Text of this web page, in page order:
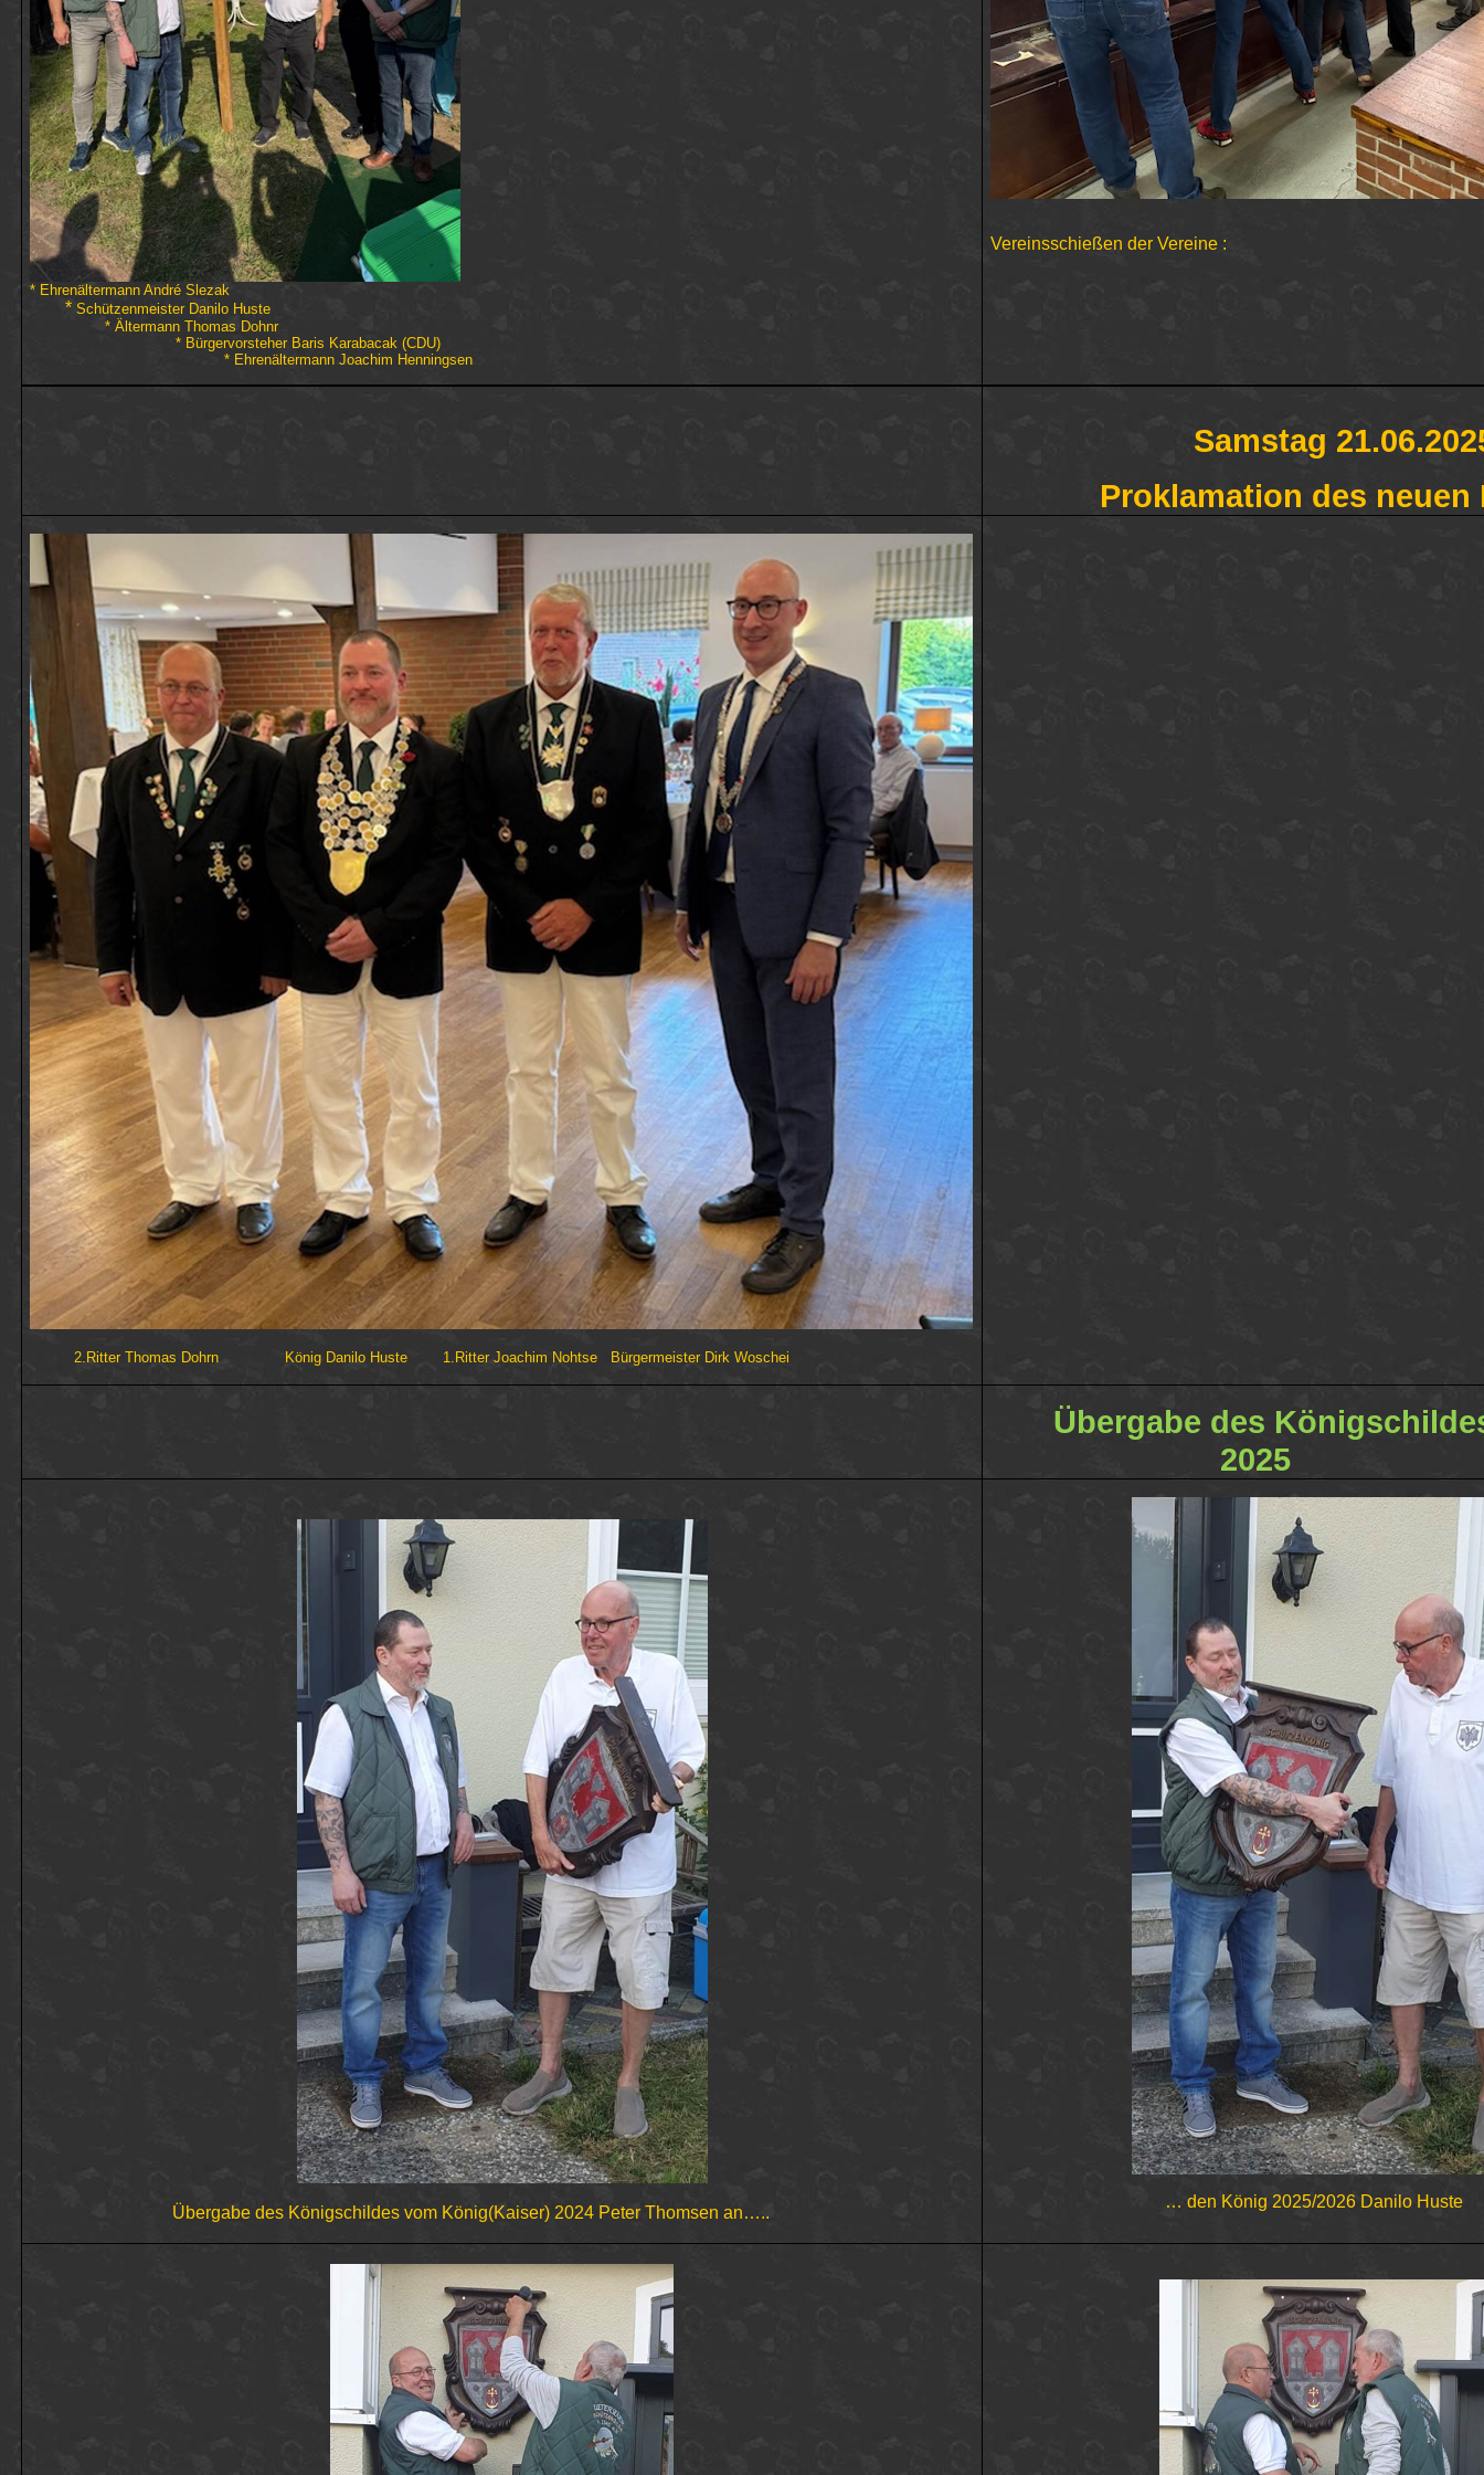
* Ehrenältermann André Slezak
*Schützenmeister Danilo Huste
* Ältermann Thomas Dohnr
* Bürgervorsteher Baris Karabacak (CDU)
* Ehrenältermann Joachim Henningsen
Vereinsschießen derVereine :
Samstag
Proklamation des neuen
2.Ritter Thomas Dohrn König Danilo Huste 1.Ritter Joachim Nohtse Bürgermeister Dirk Woschei
Übergabe des
2025
Übergabe des Königschildes vom König(Kaiser) 2024 Peter Thomsen an…..
… den König 2025/2026 Danilo Huste